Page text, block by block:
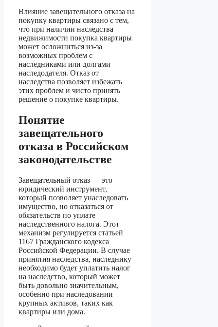
Влияние завещательного отказа на
покупку квартиры связано с тем,
что при наличии наследства
недвижимости покупка квартиры
может осложниться из-за
возможных проблем с
наследниками или долгами
наследодателя. Отказ от
наследства позволяет избежать
этих проблем и чисто принять
решение о покупке квартиры.
Понятие
завещательного
отказа в Российском
законодательстве
Завещательный отказ — это
юридический инструмент,
который позволяет унаследовать
имущество, но отказаться от
обязательств по уплате
наследственного налога. Этот
механизм регулируется статьей
1167 Гражданского кодекса
Российской Федерации. В случае
принятия наследства, наследнику
необходимо будет уплатить налог
на наследство, который может
быть довольно значительным,
особенно при наследовании
крупных активов, таких как
квартиры или дома.